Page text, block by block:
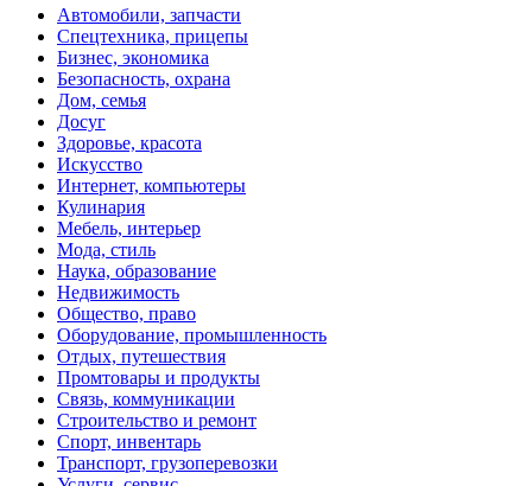
Автомобили, запчасти
Спецтехника, прицепы
Бизнес, экономика
Безопасность, охрана
Дом, семья
Досуг
Здоровье, красота
Искусство
Интернет, компьютеры
Кулинария
Мебель, интерьер
Мода, стиль
Наука, образование
Недвижимость
Общество, право
Оборудование, промышленность
Отдых, путешествия
Промтовары и продукты
Связь, коммуникации
Строительство и ремонт
Cпорт, инвентарь
Транспорт, грузоперевозки